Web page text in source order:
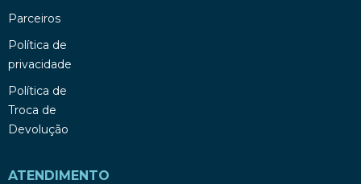
Parceiros
Política de
privacidade
Política de
Troca de
Devolução
ATENDIMENTO